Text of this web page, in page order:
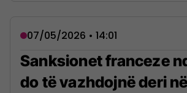
07/05/2026 • 14:01
Sanksionet franceze
do të vazhdojnë deri